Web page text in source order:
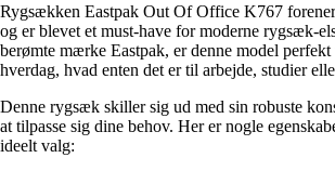
Rygsækken Eastpak Out Of Office K767
og er blevet et must-have for moderne rygsæk-
berømte mærke Eastpak, er denne model
hverdag, hvad enten det er til arbejde, studier
Denne rygsæk skiller sig ud med sin robuste
at tilpasse sig dine behov. Her er nogle
ideelt valg: